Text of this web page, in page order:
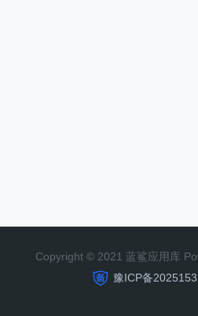
Copyright © 2021 蓝鲨应用库
豫ICP备